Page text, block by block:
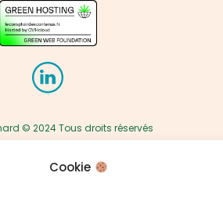
Cookie
© 2024 Tous droits réservés